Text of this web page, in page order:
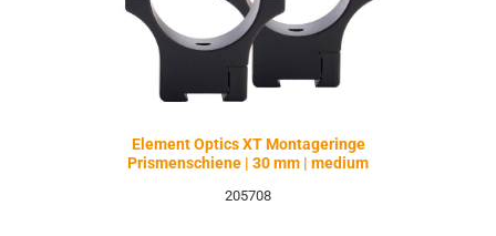
Element Optics XT Montageringe
Prismenschiene | 30 mm | medium
205708